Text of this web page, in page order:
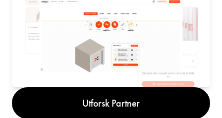
Utforsk Partner